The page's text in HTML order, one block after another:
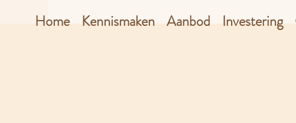
Home Kennismaken Aanbod Investering